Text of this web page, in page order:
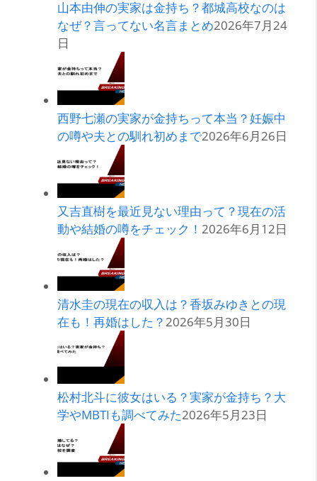
山本由伸の実家は金持ち？都城高校なのは
なぜ？言ってない名言まとめ2026年7月24
日
西野七瀬の実家が金持ちって本当？妊娠中
の噂や夫との馴れ初めまで2026年6月26日
又吉直樹を最近見ない理由って？現在の活
動や結婚の噂をチェック！ 2026年6月12日
清水圭の現在の収入は？香坂みゆきとの現
在も！再婚はした？2026年5月30日
松村北斗に彼女はいる？実家が金持ち？大
学やMBTIも調べてみた2026年5月23日